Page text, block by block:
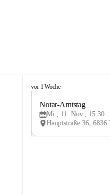
V
vor 1 Woche
Notar-Amtstag
Mi., 11. Nov., 15:30